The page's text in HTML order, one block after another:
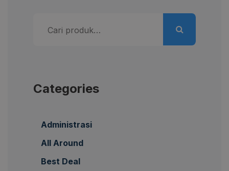
untuk:
Categories
Administrasi
All Around
Best Deal